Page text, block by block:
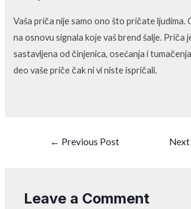
Vaša priča nije samo ono što pričate ljudima.
na osnovu signala koje vaš brend šalje. Priča
sastavljena od činjenica, osećanja i
deo vaše priče čak ni vi niste ispričali.
← Previous Post
Leave a Comment